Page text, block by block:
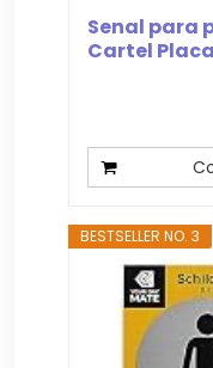
Senal para
Cartel
BESTSELLER NO. 3